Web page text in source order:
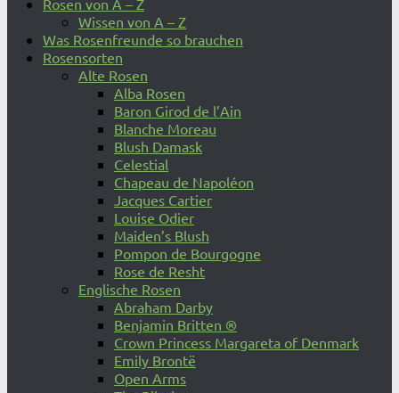
Rosen von A – Z
Wissen von A – Z
Was Rosenfreunde so brauchen
Rosensorten
Alte Rosen
Alba Rosen
Baron Girod de l’Ain
Blanche Moreau
Blush Damask
Celestial
Chapeau de Napoléon
Jacques Cartier
Louise Odier
Maiden’s Blush
Pompon de Bourgogne
Rose de Resht
Englische Rosen
Abraham Darby
Benjamin Britten ®
Crown Princess Margareta of Denmark
Emily Brontë
Open Arms